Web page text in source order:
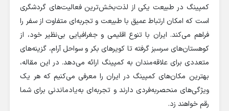
کمپینگ در طبیعت یکی از لذت‌بخش‌ترین فعالیت‌های گردشگری
است که امکان ارتباط عمیق با طبیعت و تجربه‌ای متفاوت از سفر را
فراهم می‌کند. ایران با تنوع اقلیمی و جغرافیایی بی‌نظیر خود، از
کوهستان‌های سرسبز گرفته تا کویرهای بکر و سواحل آرام، گزینه‌های
متعددی برای علاقه‌مندان به کمپینگ ارائه می‌دهد. در این مقاله،
بهترین مکان‌های کمپینگ در ایران را معرفی می‌کنیم که هر یک
ویژگی‌های منحصربه‌فردی دارند و تجربه‌ای به‌یادماندنی برای شما
رقم خواهند زد.